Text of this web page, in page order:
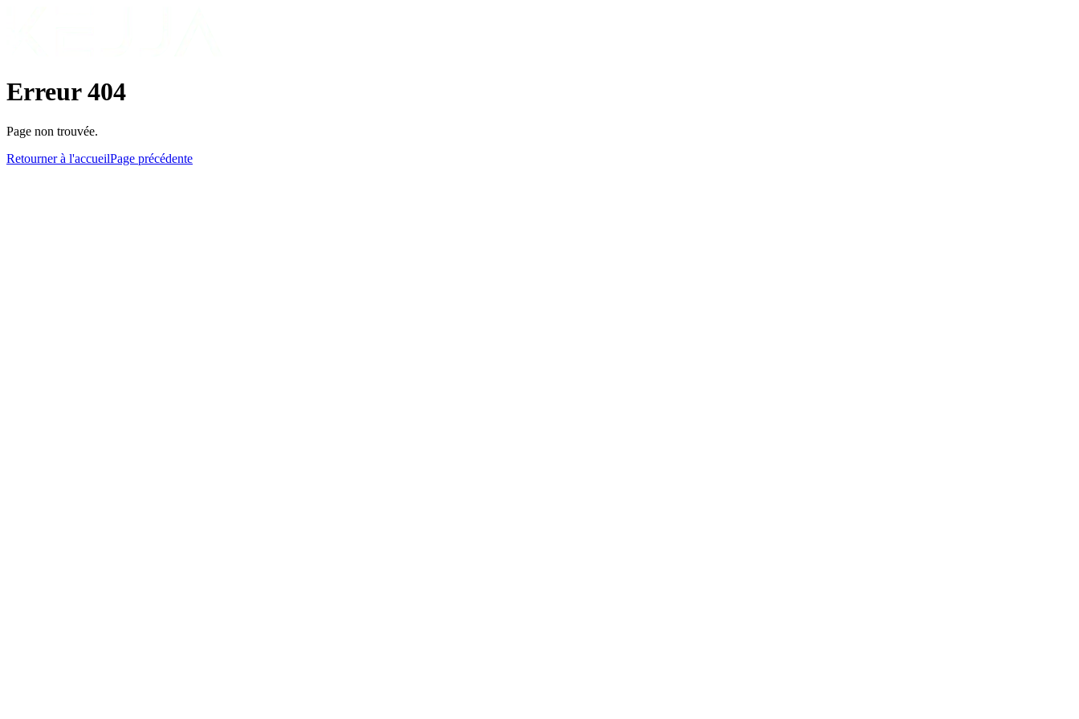
Erreur 404
Page non trouvée.
Retourner à l'accueilPage précédente